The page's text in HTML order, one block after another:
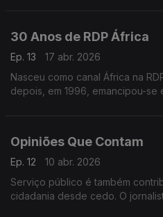
30 Anos de RDP África
Ep. 13
17 abr. 2026
Nasceu como canal África na RDP
depois, em 1996, emancipou-se
Opiniões Que Contam
Ep. 12
10 abr. 2026
Serviço público é também
cidadania desde cedo. O